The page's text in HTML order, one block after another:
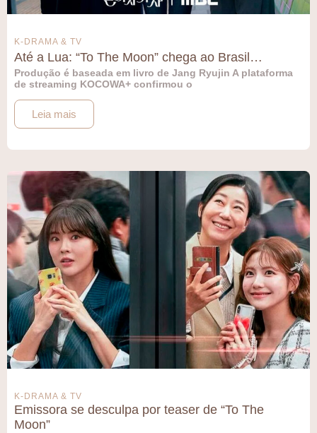
K-DRAMA & TV
Até a Lua: “To The Moon” chega ao Brasil…
Produção é baseada em livro de Jang Ryujin A plataforma
de streaming KOCOWA+ confirmou o
Leia mais
K-DRAMA & TV
Emissora se desculpa por teaser de “To The
Moon”